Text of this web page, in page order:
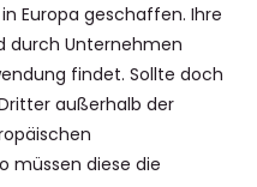
Europa geschaffen. Ihre
durch Unternehmen
findet. Sollte doch
außerhalb der
müssen diese die